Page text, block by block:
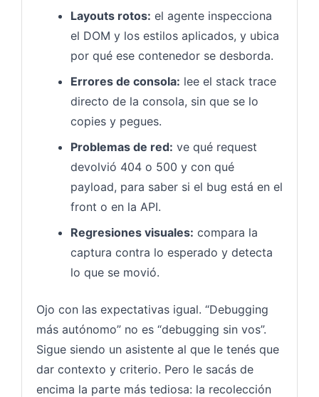
Layouts rotos: el agente inspecciona
el DOM y los estilos aplicados, y ubica
por qué ese contenedor se desborda.
Errores de consola: lee el stack trace
directo de la consola, sin que se lo
copies y pegues.
Problemas de red: ve qué request
devolvió 404 o 500 y con qué
payload, para saber si el bug está en el
front o en la API.
Regresiones visuales: compara la
captura contra lo esperado y detecta
lo que se movió.
Ojo con las expectativas igual. “Debugging
más autónomo” no es “debugging sin vos”.
Sigue siendo un asistente al que le tenés que
dar contexto y criterio. Pero le sacás de
encima la parte más tediosa: la recolección